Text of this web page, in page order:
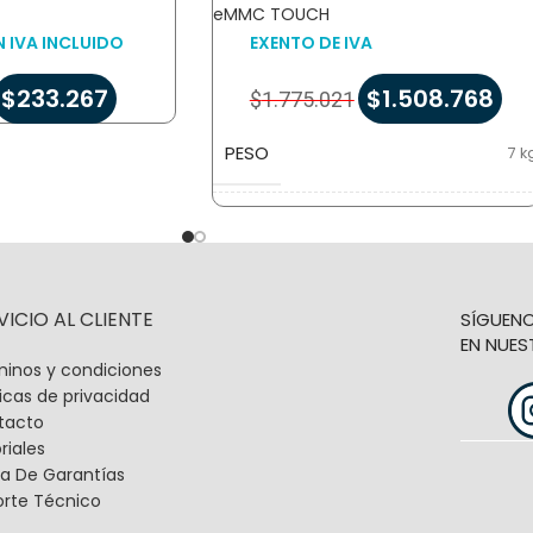
IVA INCLUIDO
$233.267
eMMC TOUCH
EXENTO DE IVA
$1.775.021 $1.508.768
PESO 7
AL CLIENTE
y condiciones
de privacidad
De Garantías
Técnico
EN